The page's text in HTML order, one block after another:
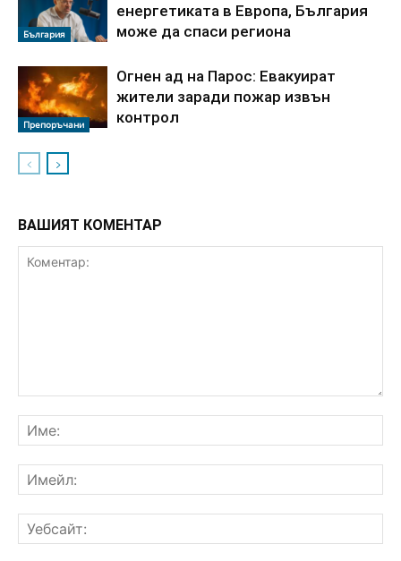
България
енергетиката в Европа, България
може да спаси региона
Препоръчани
Огнен ад на Парос: Евакуират
жители заради пожар извън
контрол
ВАШИЯТ КОМЕНТАР